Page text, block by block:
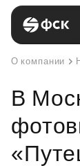
О компании
В